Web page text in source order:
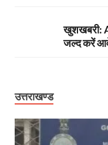
खुशखबरी:
जल्द करें
उत्तराखण्ड